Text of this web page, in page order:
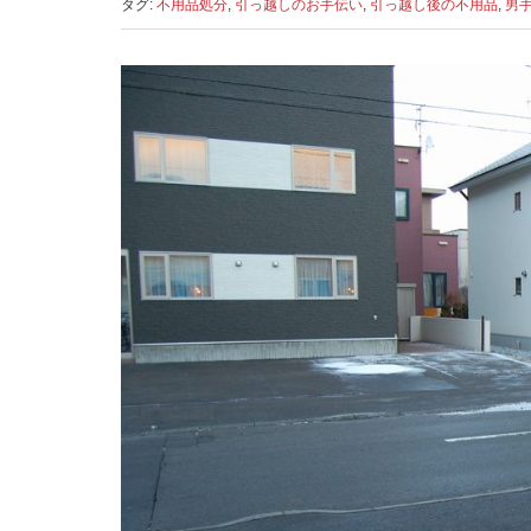
タグ: 不用品処分, 引っ越しのお手伝い, 引っ越し後の不用品, 男